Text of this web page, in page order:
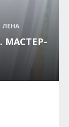
ЛЕНА
МАСТЕР-